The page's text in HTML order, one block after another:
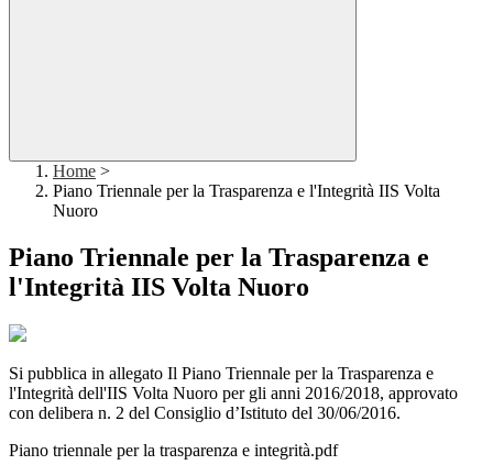
Home >
Piano Triennale per la Trasparenza e l'Integrità IIS Volta
Nuoro
Piano Triennale per la Trasparenza e
l'Integrità IIS Volta Nuoro
Si pubblica in allegato Il Piano Triennale per la Trasparenza e
l'Integrità dell'IIS Volta Nuoro per gli anni 2016/2018, approvato
con delibera n. 2 del Consiglio d’Istituto del 30/06/2016.
Piano triennale per la trasparenza e integrità.pdf